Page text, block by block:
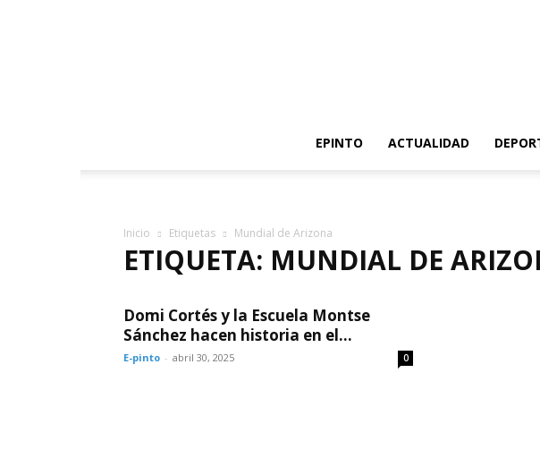
EPINTO
ACTUALIDAD
Inicio Etiquetas Mundial de Arizona
ETIQUETA: MUNDIAL DE
Domi Cortés y la Escuela Montse
Sánchez hacen historia en el...
E-pinto - abril 30, 2025 0